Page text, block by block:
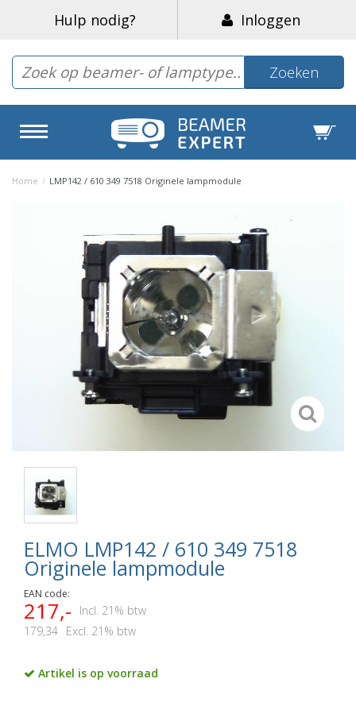
Hulp nodig? Inloggen
Zoeken
Home / LMP142 / 610 349 7518 Originele lampmodule
ELMO LMP142 / 610 349 7518
Originele lampmodule
EAN code:
217,-
Incl. 21% btw
179,34 Excl. 21% btw
Artikel is op voorraad